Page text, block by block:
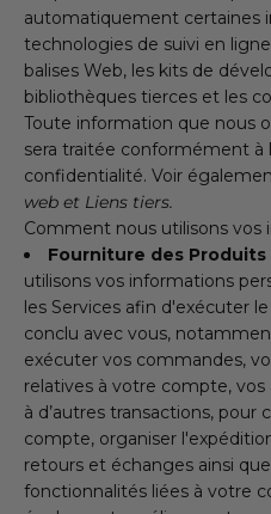
automatiquement certaines
technologies de suivi en
balises Web, les kits de
bibliothèques tierces et les
Toute information que nous
sera traitée conformément à
confidentialité. Voir
web et Liens tiers.
Comment nous utilisons vos
Fourniture des Produits
utilisons vos informations
les Services afin d'exécuter
conclu avec vous,
exécuter vos commandes,
relatives à votre compte,
à d’autres transactions,
compte, organiser
retours et échanges ainsi
fonctionnalités liées à votre